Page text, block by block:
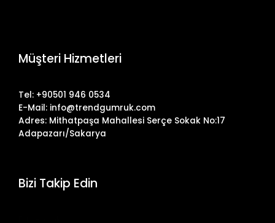
Müşteri Hizmetleri
Tel: +90501 946 0534
E-Mail: info@trendgumruk.com
Adres: Mithatpaşa Mahallesi Serçe Sokak No:17
Adapazarı/Sakarya
Bizi Takip Edin